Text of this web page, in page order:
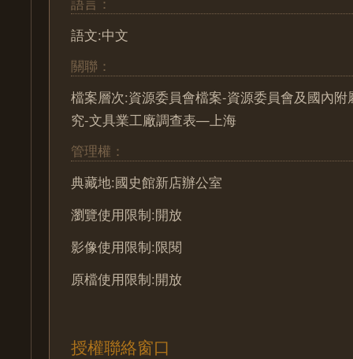
語文:中文
關聯：
檔案層次:資源委員會檔案-資源委員會及國內
究-文具業工廠調查表—上海
管理權：
典藏地:國史館新店辦公室
瀏覽使用限制:開放
影像使用限制:限閱
原檔使用限制:開放
授權聯絡窗口